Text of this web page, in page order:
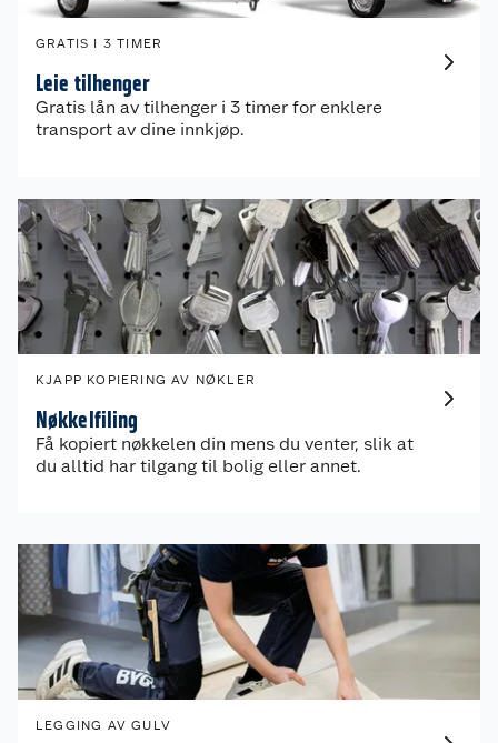
GRATIS I 3 TIMER
Leie tilhenger
Gratis lån av tilhenger i 3 timer for enklere
transport av dine innkjøp.
KJAPP KOPIERING AV NØKLER
Nøkkelfiling
Få kopiert nøkkelen din mens du venter, slik at
du alltid har tilgang til bolig eller annet.
LEGGING AV GULV